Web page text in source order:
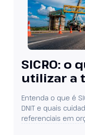
SICRO: o
utilizar a
Entenda o que é
DNIT e quais
referenciais em